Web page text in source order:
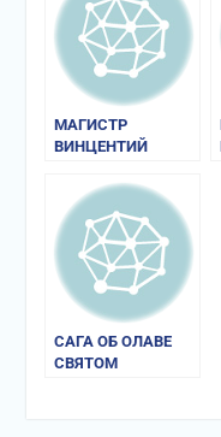
МАГИСТР
ВИНЦЕНТИЙ
«ПОЛЬСКАЯ
ХРОНИКА»
САГА ОБ ОЛАВЕ
СВЯТОМ